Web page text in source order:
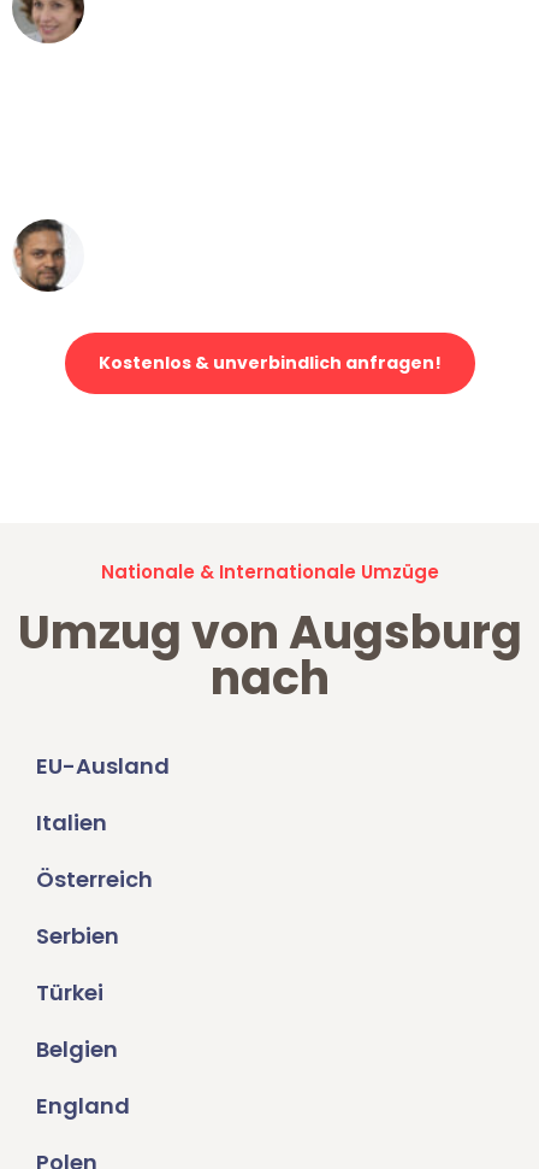
Kostenlos & unverbindlich anfragen!
Nationale & Internationale Umzüge
Umzug von Augsburg
nach
EU-Ausland
Italien
Österreich
Serbien
Türkei
Belgien
England
Polen